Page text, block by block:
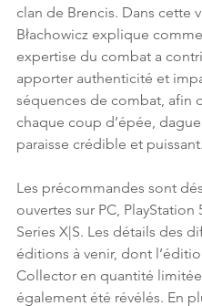
clan de Brencis. Dans cette
Błachowicz explique
expertise du combat a
apporter authenticité et
séquences de combat, afin
chaque coup d’épée,
paraisse crédible et puissant.
Les précommandes sont
ouvertes sur PC, PlayStation
Series X|S. Les détails des
éditions à venir, dont
Collector en quantité
également été révélés. En